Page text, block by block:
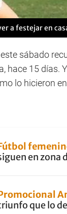
a festejar en
sábado
hace 15 días.
lo hicieron
en zona
que lo